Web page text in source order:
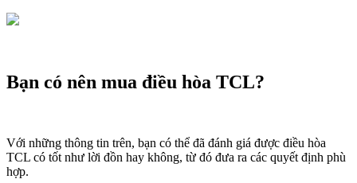
Bạn có nên mua điều hòa TCL?
Với những thông tin trên, bạn có thể đã đánh giá được điều hòa
TCL có tốt như lời đồn hay không, từ đó đưa ra các quyết định phù
hợp.